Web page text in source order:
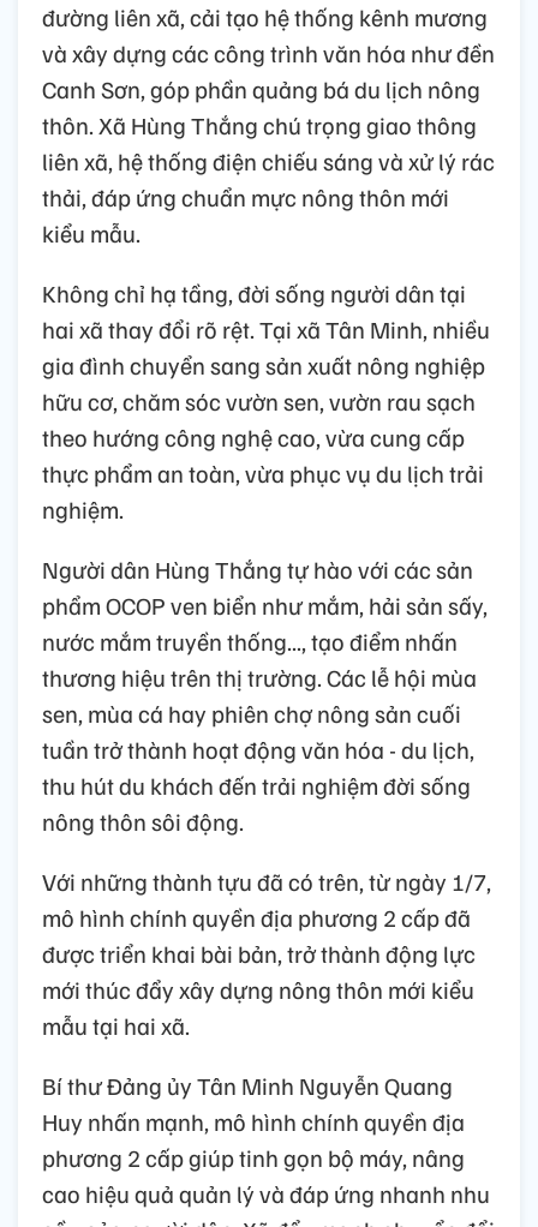
đường liên xã, cải tạo hệ thống kênh mương
và xây dựng các công trình văn hóa như đền
Canh Sơn, góp phần quảng bá du lịch nông
thôn. Xã Hùng Thắng chú trọng giao thông
liên xã, hệ thống điện chiếu sáng và xử lý rác
thải, đáp ứng chuẩn mực nông thôn mới
kiểu mẫu.
Không chỉ hạ tầng, đời sống người dân tại
hai xã thay đổi rõ rệt. Tại xã Tân Minh, nhiều
gia đình chuyển sang sản xuất nông nghiệp
hữu cơ, chăm sóc vườn sen, vườn rau sạch
theo hướng công nghệ cao, vừa cung cấp
thực phẩm an toàn, vừa phục vụ du lịch trải
nghiệm.
Người dân Hùng Thắng tự hào với các sản
phẩm OCOP ven biển như mắm, hải sản sấy,
nước mắm truyền thống..., tạo điểm nhấn
thương hiệu trên thị trường. Các lễ hội mùa
sen, mùa cá hay phiên chợ nông sản cuối
tuần trở thành hoạt động văn hóa - du lịch,
thu hút du khách đến trải nghiệm đời sống
nông thôn sôi động.
Với những thành tựu đã có trên, từ ngày 1/7,
mô hình chính quyền địa phương 2 cấp đã
được triển khai bài bản, trở thành động lực
mới thúc đẩy xây dựng nông thôn mới kiểu
mẫu tại hai xã.
Bí thư Đảng ủy Tân Minh Nguyễn Quang
Huy nhấn mạnh, mô hình chính quyền địa
phương 2 cấp giúp tinh gọn bộ máy, nâng
cao hiệu quả quản lý và đáp ứng nhanh nhu